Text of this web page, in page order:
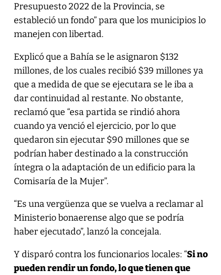
Presupuesto 2022 de la Provincia, se
estableció un fondo” para que los municipios lo
manejen con libertad.
Explicó que a Bahía se le asignaron $132
millones, de los cuales recibió $39 millones ya
que a medida de que se ejecutara se le iba a
dar continuidad al restante. No obstante,
reclamó que “esa partida se rindió ahora
cuando ya venció el ejercicio, por lo que
quedaron sin ejecutar $90 millones que se
podrían haber destinado a la construcción
íntegra o la adaptación de un edificio para la
Comisaría de la Mujer”.
“Es una vergüenza que se vuelva a reclamar al
Ministerio bonaerense algo que se podría
haber ejecutado”, lanzó la concejala.
Y disparó contra los funcionarios locales: “Si no
pueden rendir un fondo, lo que tienen que